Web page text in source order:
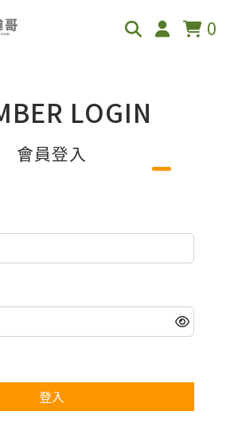
0
LOGIN
會員登入
登入